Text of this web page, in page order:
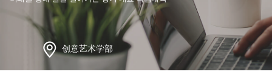
创意艺术学部